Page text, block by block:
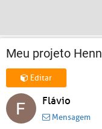
Meu projeto Henn
Editar
Flávio
Mensagem